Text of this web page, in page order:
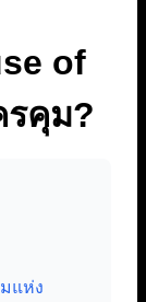
of
รคุม?
แห่ง